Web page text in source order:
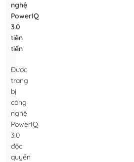
nghệ
PowerIQ
3.0
tiên
tiến
Được
trang
bị
công
nghệ
PowerIQ
3.0
độc
quyền